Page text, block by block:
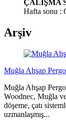
ÇALIŞMA
Hafta sonu :
Arşiv
Muğla Ahşap
Muğla Ahşap
Woodnec, Muğla
döşeme, çatı
uzmanlaşmış...